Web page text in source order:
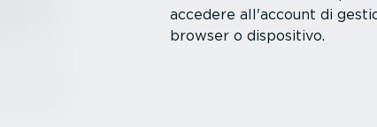
accedere all'account di
browser o dispositivo.